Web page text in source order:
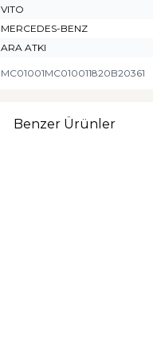
VITO
MERCEDES-BENZ
ARA ATKI
MC01001MC010011820B20361
Benzer Ürünler